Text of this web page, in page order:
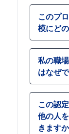
はい
OSHA
ますが
わせて
保す
す。
このプ
模にど
IIPP
拡張性
大企業
は、職
定の
す。
私の職
はなぜ
IIPP は
場の危
要なツ
ース 効
この認
他の人
きます